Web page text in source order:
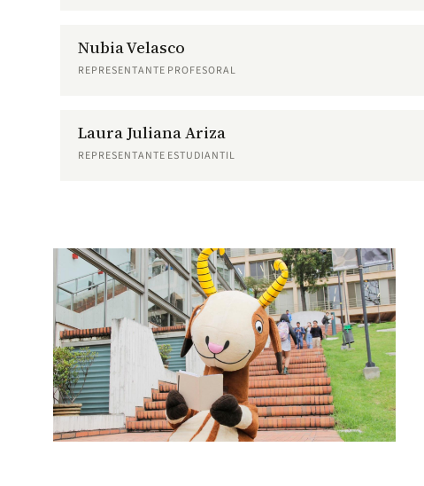
Nubia Velasco
REPRESENTANTE PROFESORAL
Laura Juliana Ariza
REPRESENTANTE ESTUDIANTIL